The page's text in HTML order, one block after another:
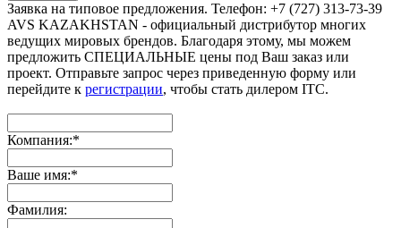
Заявка на типовое предложения. Телефон: +7 (727) 313-73-39
AVS KAZAKHSTAN - официальный дистрибутор многих
ведущих мировых брендов. Благодаря этому, мы можем
предложить СПЕЦИАЛЬНЫЕ цены под Ваш заказ или
проект. Отправьте запрос через приведенную форму или
перейдите к регистрации, чтобы стать дилером ITC.
Компания:*
Ваше имя:*
Фамилия: